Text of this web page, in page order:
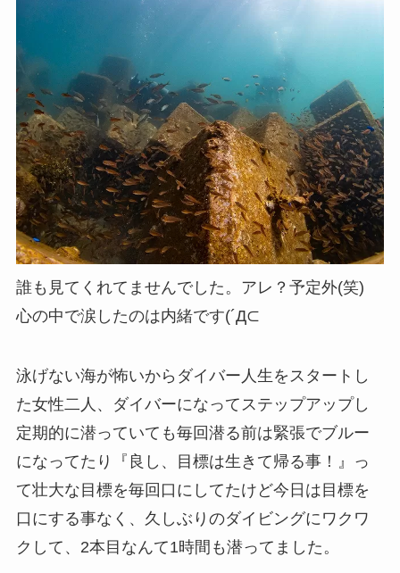
誰も見てくれてませんでした。アレ？予定外(笑)
心の中で涙したのは内緒です(´Д⊂
泳げない海が怖いからダイバー人生をスタートし
た女性二人、ダイバーになってステップアップし
定期的に潜っていても毎回潜る前は緊張でブルー
になってたり『良し、目標は生きて帰る事！』っ
て壮大な目標を毎回口にしてたけど今日は目標を
口にする事なく、久しぶりのダイビングにワクワ
クして、2本目なんて1時間も潜ってました。